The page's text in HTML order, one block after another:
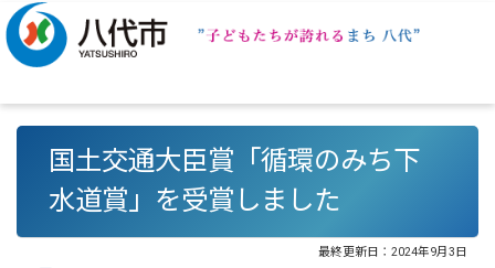
国土交通大臣賞「循環のみち下
水道賞」を受賞しました
最終更新日： 2024年9月3日